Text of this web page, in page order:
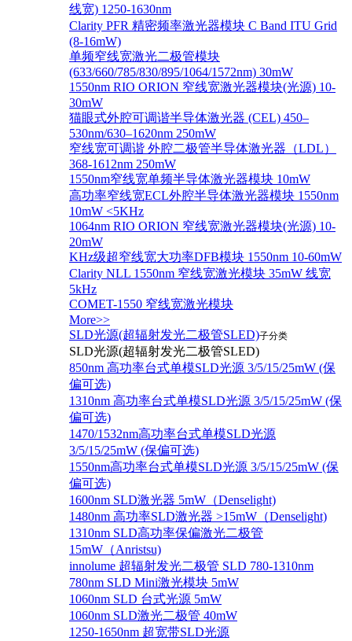
线宽) 1250-1630nm
Clarity PFR 精密频率激光器模块 C Band ITU Grid
(8-16mW)
单频窄线宽激光二极管模块
(633/660/785/830/895/1064/1572nm) 30mW
1550nm RIO ORION 窄线宽激光器模块(光源) 10-
30mW
猫眼式外腔可调谐半导体激光器 (CEL) 450–
530nm/630–1620nm 250mW
窄线宽可调谐 外腔二极管半导体激光器（LDL）
368-1612nm 250mW
1550nm窄线宽单频半导体激光器模块 10mW
高功率窄线宽ECL外腔半导体激光器模块 1550nm
10mW <5KHz
1064nm RIO ORION 窄线宽激光器模块(光源) 10-
20mW
KHz级超窄线宽大功率DFB模块 1550nm 10-60mW
Clarity NLL 1550nm 窄线宽激光模块 35mW 线宽
5kHz
COMET-1550 窄线宽激光模块
More>>
SLD光源(超辐射发光二极管SLED)子分类
SLD光源(超辐射发光二极管SLED)
850nm 高功率台式单模SLD光源 3/5/15/25mW (保
偏可选)
1310nm 高功率台式单模SLD光源 3/5/15/25mW (保
偏可选)
1470/1532nm高功率台式单模SLD光源
3/5/15/25mW (保偏可选)
1550nm高功率台式单模SLD光源 3/5/15/25mW (保
偏可选)
1600nm SLD激光器 5mW（Denselight)
1480nm 高功率SLD激光器 >15mW（Denselight)
1310nm SLD高功率保偏激光二极管
15mW（Anristsu)
innolume 超辐射发光二极管 SLD 780-1310nm
780nm SLD Mini激光模块 5mW
1060nm SLD 台式光源 5mW
1060nm SLD激光二极管 40mW
1250-1650nm 超宽带SLD光源